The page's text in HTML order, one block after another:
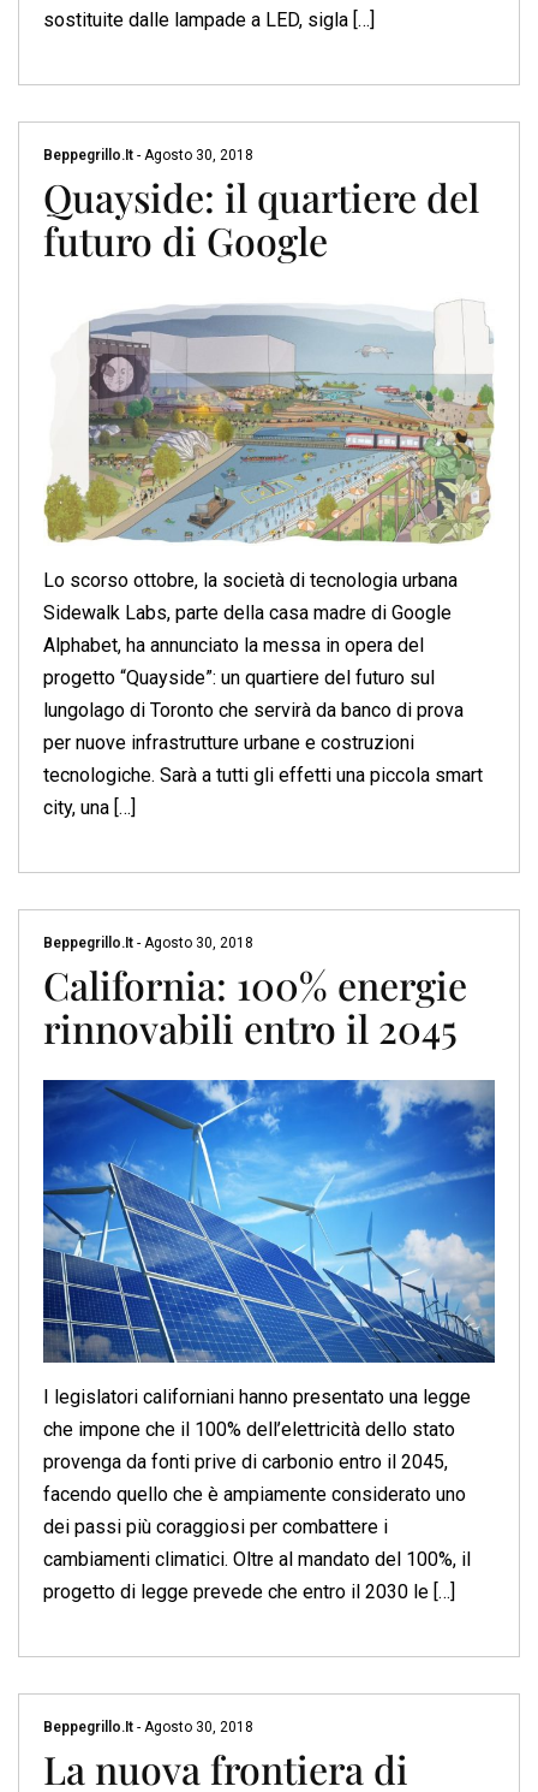
sostituite dalle lampade a LED, sigla […]
Beppegrillo.it - Agosto 30, 2018
Quayside: il quartiere del
futuro di Google
Lo scorso ottobre, la società di tecnologia urbana
Sidewalk Labs, parte della casa madre di Google
Alphabet, ha annunciato la messa in opera del
progetto “Quayside”: un quartiere del futuro sul
lungolago di Toronto che servirà da banco di prova
per nuove infrastrutture urbane e costruzioni
tecnologiche. Sarà a tutti gli effetti una piccola smart
city, una […]
Beppegrillo.it - Agosto 30, 2018
California: 100% energie
rinnovabili entro il 2045
I legislatori californiani hanno presentato una legge
che impone che il 100% dell’elettricità dello stato
provenga da fonti prive di carbonio entro il 2045,
facendo quello che è ampiamente considerato uno
dei passi più coraggiosi per combattere i
cambiamenti climatici. Oltre al mandato del 100%, il
progetto di legge prevede che entro il 2030 le […]
Beppegrillo.it - Agosto 30, 2018
La nuova frontiera di